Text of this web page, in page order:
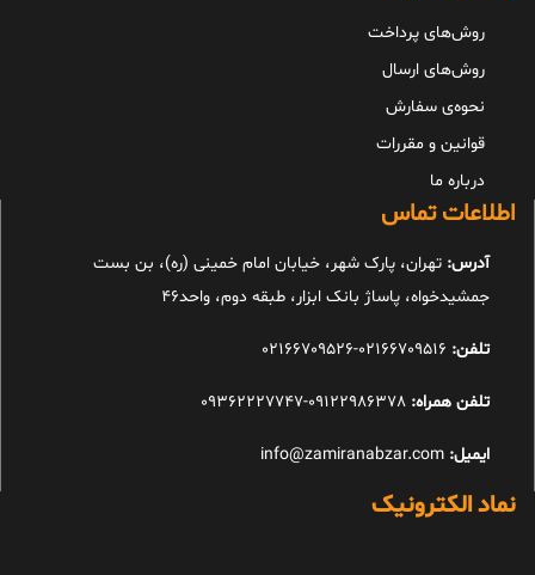
روش‌های پرداخت
روش‌های ارسال
نحوه‌ی سفارش
قوانین و مقررات
درباره ما
اطلاعات تماس
آدرس: تهران، پارک شهر، خیابان امام خمینی (ره)، بن بست
جمشیدخواه، پاساژ بانک ابزار، طبقه دوم، واحد46
تلفن:
تلفن همراه: 09122986378-09362227747
ایمیل:
نماد الکترونیک